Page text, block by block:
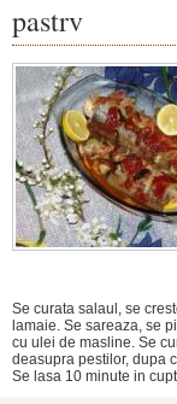
pastrv
Se curata salaul, se
lamaie. Se sareaza, se
cu ulei de masline. Se
deasupra pestilor, dupa
Se lasa 10 minute in